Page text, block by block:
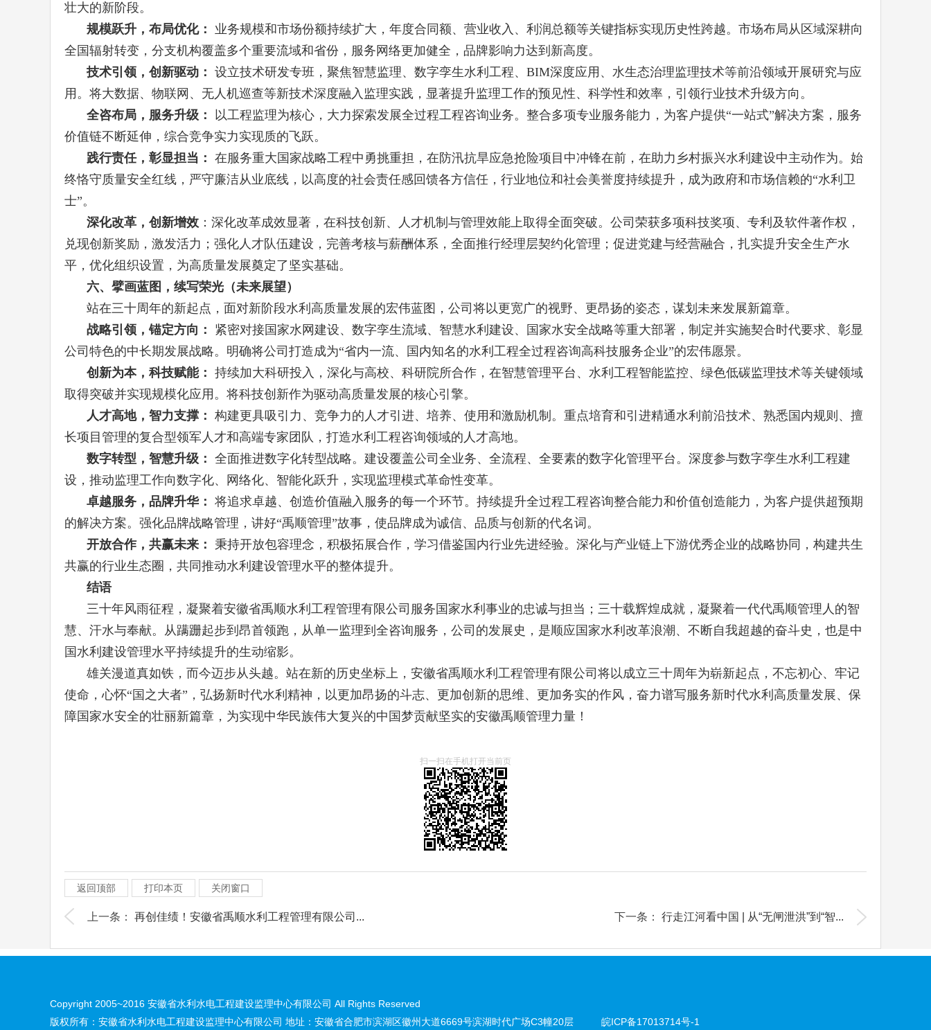
壮大的新阶段。
规模跃升，布局优化：
业务规模和市场份额持续扩大，年度合同额、营业收入、利润总额等关键指标实现历史性跨越。市场布局从区域深耕向
全国辐射转变，分支机构覆盖多个重要流域和省份，服务网络更加健全，品牌影响力达到新高度。
技术引领，创新驱动： 设立技术研发专班，聚焦智慧监理、数字孪生水利工程、BIM深度应用、水生态治理监理技术等前沿领域开展研究与应
用。将大数据、物联网、无人机巡查等新技术深度融入监理实践，显著提升监理工作的预见性、科学性和效率，引领行业技术升级方向。
全咨布局，服务升级：
以工程监理为核心，大力探索发展全过程工程咨询业务。整合多项专业服务能力，为客户提供“一站式”解决方案，服务
价值链不断延伸，综合竞争实力实现质的飞跃。
践行责任，彰显担当： 在服务重大国家战略工程中勇挑重担，在防汛抗旱应急抢险项目中冲锋在前，在助力乡村振兴水利建设中主动作为。始
终恪守质量安全红线，严守廉洁从业底线，以高度的社会责任感回馈各方信任，行业地位和社会美誉度持续提升，成为政府和市场信赖的“水利卫
士”。
深化改革，创新增效 ：深化改革成效显著，在科技创新、人才机制与管理效能上取得全面突破。公司荣获多项科技奖项、专利及软件著作权，
兑现创新奖励，激发活力；强化人才队伍建设，完善考核与薪酬体系，全面推行经理层契约化管理；促进党建与经营融合，扎实提升安全生产水
平，优化组织设置，为高质量发展奠定了坚实基础。
六、擘画蓝图，续写荣光（未来展望）
站在三十周年的新起点，面对新阶段水利高质量发展的宏伟蓝图，公司将以更宽广的视野、更昂扬的姿态，谋划未来发展新篇章。
战略引领，锚定方向：
紧密对接国家水网建设、数字孪生流域、智慧水利建设、国家水安全战略等重大部署，制定并实施契合时代要求、彰显
公司特色的中长期发展战略。明确将公司打造成为“省内一流、国内知名的水利工程全过程咨询高科技服务企业”的宏伟愿景。
创新为本，科技赋能： 持续加大科研投入，深化与高校、科研院所合作，在智慧管理平台、水利工程智能监控、绿色低碳监理技术等关键领域
取得突破并实现规模化应用。将科技创新作为驱动高质量发展的核心引擎。
人才高地，智力支撑： 构建更具吸引力、竞争力的人才引进、培养、使用和激励机制。重点培育和引进精通水利前沿技术、熟悉国内规则、擅
长项目管理的复合型领军人才和高端专家团队，打造水利工程咨询领域的人才高地。
数字转型，智慧升级： 全面推进数字化转型战略。建设覆盖公司全业务、全流程、全要素的数字化管理平台。深度参与数字孪生水利工程建
设，推动监理工作向数字化、网络化、智能化跃升，实现监理模式革命性变革。
卓越服务，品牌升华： 将追求卓越、创造价值融入服务的每一个环节。持续提升全过程工程咨询整合能力和价值创造能力，为客户提供超预期
的解决方案。强化品牌战略管理，讲好“禹顺管理”故事，使品牌成为诚信、品质与创新的代名词。
开放合作，共赢未来：
秉持开放包容理念，积极拓展合作，学习借鉴国内行业先进经验。深化与产业链上下游优秀企业的战略协同，构建共生
共赢的行业生态圈，共同推动水利建设管理水平的整体提升。
结语
三十年风雨征程，凝聚着安徽省禹顺水利工程管理有限公司服务国家水利事业的忠诚与担当；三十载辉煌成就，凝聚着一代代禹顺管理人的智
慧、汗水与奉献。从蹒跚起步到昂首领跑，从单一监理到全咨询服务，公司的发展史，是顺应国家水利改革浪潮、不断自我超越的奋斗史，也是中
国水利建设管理水平持续提升的生动缩影。
雄关漫道真如铁，而今迈步从头越。站在新的历史坐标上，安徽省禹顺水利工程管理有限公司将以成立三十周年为崭新起点，不忘初心、牢记
使命，心怀“国之大者”，弘扬新时代水利精神，以更加昂扬的斗志、更加创新的思维、更加务实的作风，奋力谱写服务新时代水利高质量发展、保
障国家水安全的壮丽新篇章，为实现中华民族伟大复兴的中国梦贡献坚实的安徽禹顺管理力量！
扫一扫在手机打开当前页
返回顶部 打印本页 关闭窗口
上一条： 再创佳绩！安徽省禹顺水利工程管理有限公司... 下一条： 行走江河看中国 | 从“无闸泄洪”到“智...
Copyright 2005~2016 安徽省水利水电工程建设监理中心有限公司 All Rights Reserved
版权所有：安徽省水利水电工程建设监理中心有限公司 地址：安徽省合肥市滨湖区徽州大道6669号滨湖时代广场C3幢20层
皖ICP备17013714号-1